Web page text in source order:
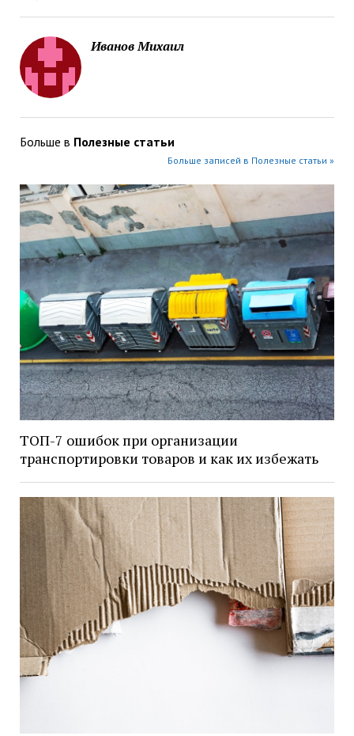
Иванов Михаил
Больше в Полезные статьи
Больше записей в Полезные статьи »
ТОП-7 ошибок при организации
транспортировки товаров и как их избежать